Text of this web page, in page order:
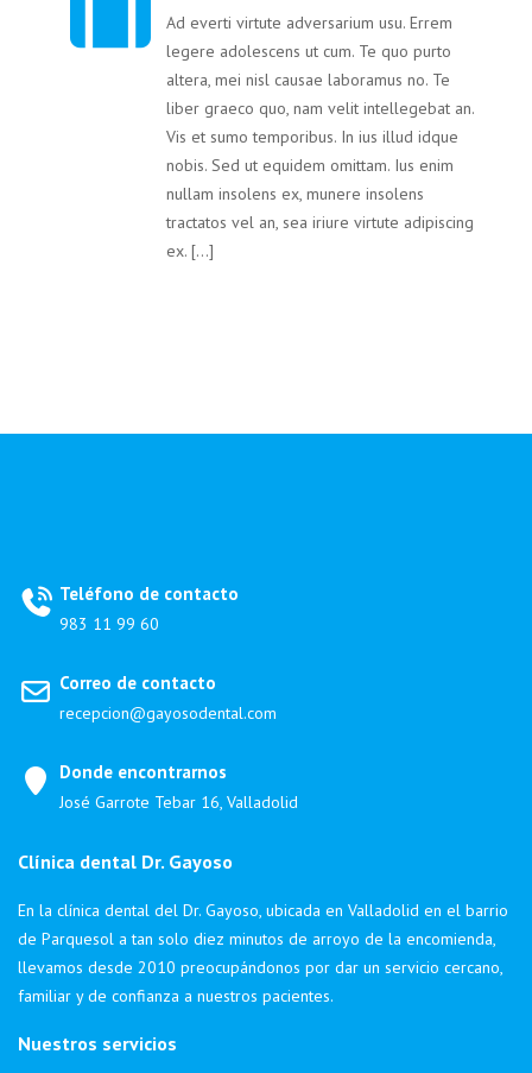
Ad everti virtute adversarium usu. Errem
legere adolescens ut cum. Te quo purto
altera, mei nisl causae laboramus no. Te
liber graeco quo, nam velit intellegebat an.
Vis et sumo temporibus. In ius illud idque
nobis. Sed ut equidem omittam. Ius enim
nullam insolens ex, munere insolens
tractatos vel an, sea iriure virtute adipiscing
ex. […]
Teléfono de contacto
983 11 99 60
Correo de contacto
recepcion@gayosodental.com
Donde encontrarnos
José Garrote Tebar 16, Valladolid
Clínica dental Dr. Gayoso
En la clínica dental del Dr. Gayoso, ubicada en Valladolid en el barrio
de Parquesol a tan solo diez minutos de arroyo de la encomienda,
llevamos desde 2010 preocupándonos por dar un servicio cercano,
familiar y de confianza a nuestros pacientes.
Nuestros servicios